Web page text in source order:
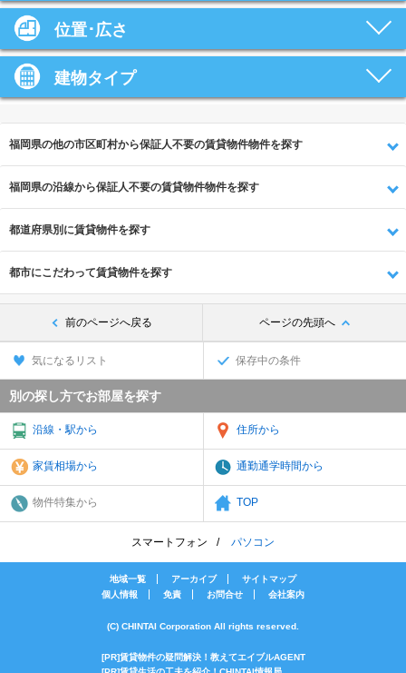
位置･広さ
建物タイプ
福岡県の他の市区町村から保証人不要の賃貸物件物件を探す
福岡県の沿線から保証人不要の賃貸物件物件を探す
都道府県別に賃貸物件を探す
都市にこだわって賃貸物件を探す
前のページへ戻る ページの先頭へ
気になるリスト 保存中の条件
別の探し方でお部屋を探す
沿線・駅から 住所から
家賃相場から 通勤通学時間から
物件特集から TOP
スマートフォン パソコン
地域一覧 アーカイブ
サイトマップ
個人情報
免責 お問合せ 会社案内
(C) CHINTAI Corporation All rights reserved.
[PR]賃貸物件の疑問解決！教えてエイブルAGENT